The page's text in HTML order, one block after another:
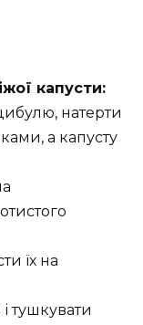
капусти:
натерти
а капусту
їх на
тушкувати